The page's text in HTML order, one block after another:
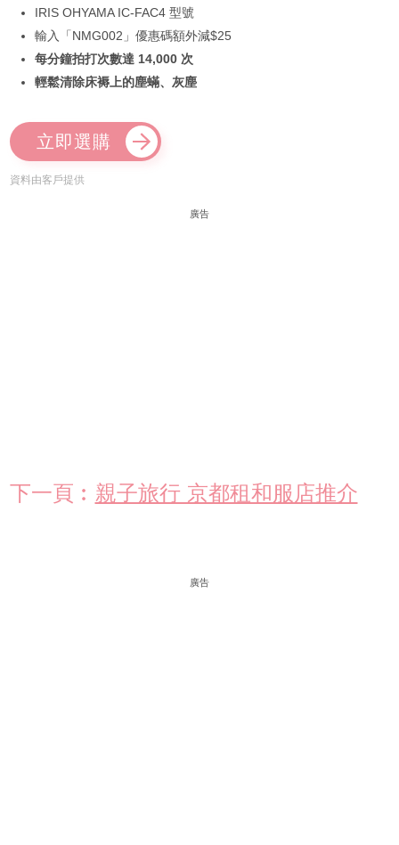
IRIS OHYAMA IC-FAC4 型號
輸入「NMG002」優惠碼額外減$25
每分鐘拍打次數達 14,000 次
輕鬆清除床褥上的塵蟎、灰塵
立即選購
資料由客戶提供
廣告
下一頁︰ 親子旅行 京都租和服店推介
廣告